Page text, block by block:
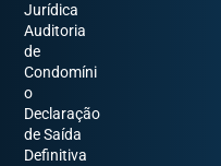
Jurídica
Auditoria
de
Condomíni
o
Declaração
de Saída
Definitiva